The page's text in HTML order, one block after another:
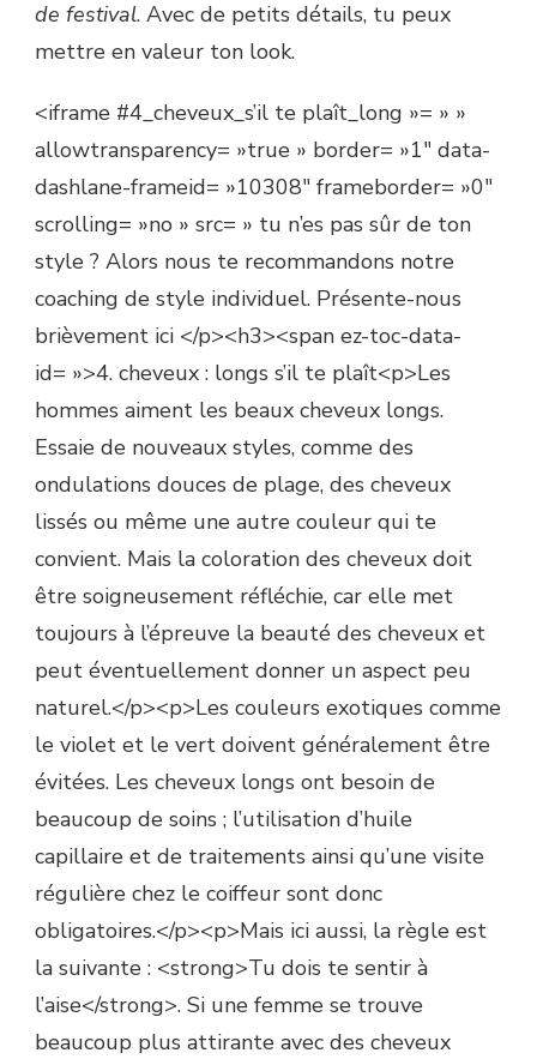
de festival. Avec de petits détails, tu peux
mettre en valeur ton look.
<iframe #4_cheveux_s’il te plaît_long »= » »
allowtransparency= »true » border= »1″ data-
dashlane-frameid= »10308″ frameborder= »0″
scrolling= »no » src= » tu n’es pas sûr de ton
style ? Alors nous te recommandons notre
coaching de style individuel. Présente-nous
brièvement ici </p><h3><span ez-toc-data-
id= »>4. cheveux : longs s’il te plaît<p>Les
hommes aiment les beaux cheveux longs.
Essaie de nouveaux styles, comme des
ondulations douces de plage, des cheveux
lissés ou même une autre couleur qui te
convient. Mais la coloration des cheveux doit
être soigneusement réfléchie, car elle met
toujours à l’épreuve la beauté des cheveux et
peut éventuellement donner un aspect peu
naturel.</p><p>Les couleurs exotiques comme
le violet et le vert doivent généralement être
évitées. Les cheveux longs ont besoin de
beaucoup de soins ; l’utilisation d’huile
capillaire et de traitements ainsi qu’une visite
régulière chez le coiffeur sont donc
obligatoires.</p><p>Mais ici aussi, la règle est
la suivante : <strong>Tu dois te sentir à
l’aise</strong>. Si une femme se trouve
beaucoup plus attirante avec des cheveux